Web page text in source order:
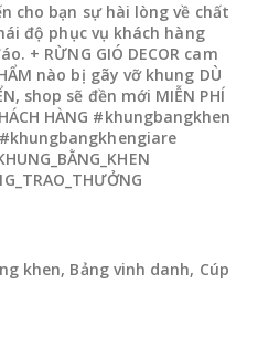
cho bạn sự hài lòng về chất
độ phục vụ khách hàng
+ RỪNG GIÓ DECOR cam
nào bị gãy vỡ khung DÙ
shop sẽ đền mới MIỄN PHÍ
HÀNG #khungbangkhen
khen, Bảng vinh danh, Cúp